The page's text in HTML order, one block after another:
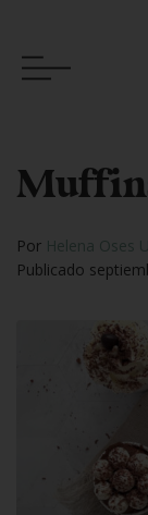
Por Helena Oses
Publicado